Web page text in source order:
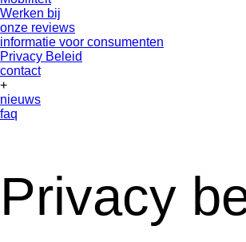
Werken bij
onze reviews
informatie voor consumenten
Privacy Beleid
contact
+
nieuws
faq
Privacy